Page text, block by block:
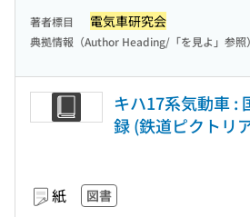
著者標目 電気車研究会
典拠情報（Author Heading/「を見よ」参照）
キハ17系気動車 :
録 (鉄道ピクトリ
紙 図書